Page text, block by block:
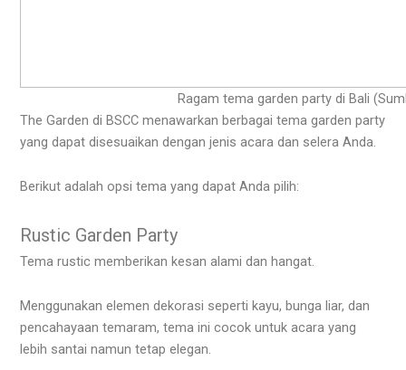
Ragam tema garden party di Bali
The Garden di BSCC menawarkan berbagai tema garden party
yang dapat disesuaikan dengan jenis acara dan selera Anda.
Berikut adalah opsi tema yang dapat Anda pilih:
Rustic Garden Party
Tema rustic memberikan kesan alami dan hangat.
Menggunakan elemen dekorasi seperti kayu, bunga liar, dan
pencahayaan temaram, tema ini cocok untuk acara yang
lebih santai namun tetap elegan.